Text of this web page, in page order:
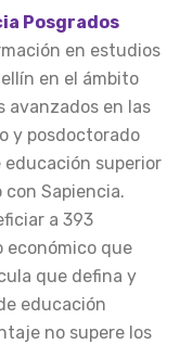
Posgrados
en estudios
en el ámbito
avanzados en las
y posdoctorado
superior
Sapiencia.
a 393
económico que
que defina y
educación
no supere los